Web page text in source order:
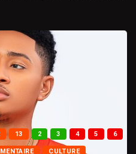
13 2 3 4 5 6
CULTURE